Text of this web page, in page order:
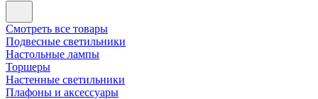
Смотреть все товары
Подвесные светильники
Настольные лампы
Торшеры
Настенные светильники
Плафоны и аксессуары